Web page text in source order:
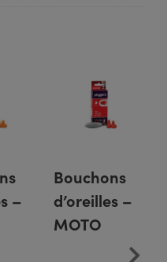
–
Bouchons
d’oreilles –
MOTO